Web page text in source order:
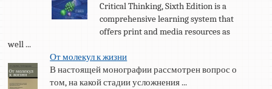
Critical Thinking, Sixth Edition is a
comprehensive learning system that
offers print and media resources as
well ...
От молекул к жизни
В настоящей монографии рассмотрен вопрос о
том, на какой стадии усложнения ...